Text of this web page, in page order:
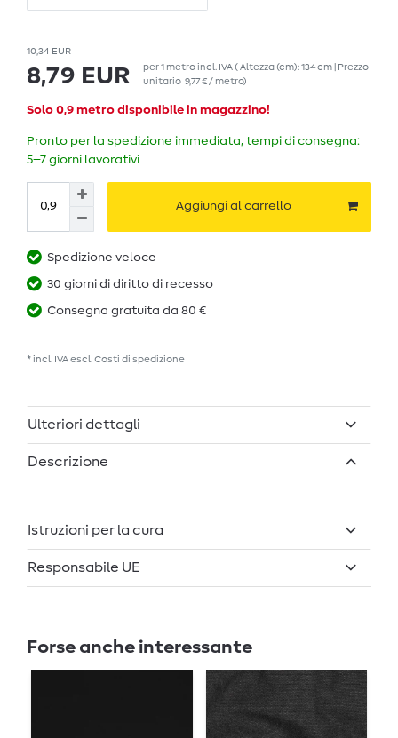
10,34 EUR
8,79 EUR per1 metroincl. IVA( Altezza (cm): 134 cm | Prezzo
unitario 9,77 € / metro)
Solo 0,9 metro disponibile in magazzino!
Pronto per la spedizione immediata, tempi di consegna:
5–7 giorni lavorativi
Aggiungi al carrello
Spedizione veloce
30 giorni di diritto di recesso
Consegna gratuita da 80 €
* incl. IVA escl. Costi di spedizione
Ulteriori dettagli
Descrizione
Istruzioni per la cura
Responsabile UE
Forse anche interessante